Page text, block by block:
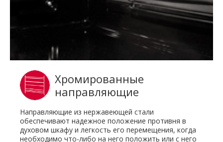
Хромированные
направляющие
Направляющие из нержавеющей стали
обеспечивают надежное положение противня в
духовом шкафу и легкость его перемещения, когда
необходимо что-либо на него положить или с него